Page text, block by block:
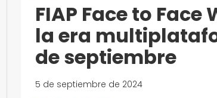
FIAP Face to
la era
de septiembre
5 de septiembre de 2024